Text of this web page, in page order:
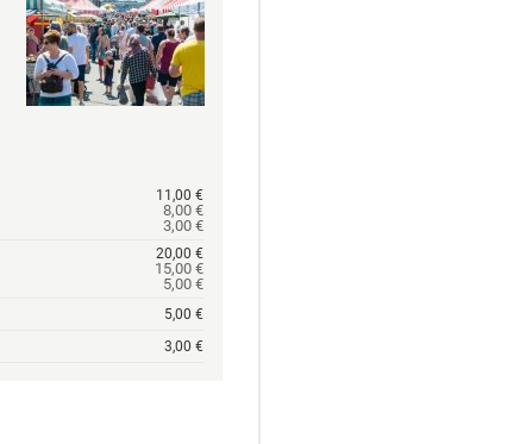
11,00 €
8,00 €
3,00 €
20,00 €
15,00 €
5,00 €
5,00 €
3,00 €